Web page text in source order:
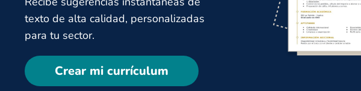
texto de alta calidad, personalizadas
para tu sector.
Crear mi currículum